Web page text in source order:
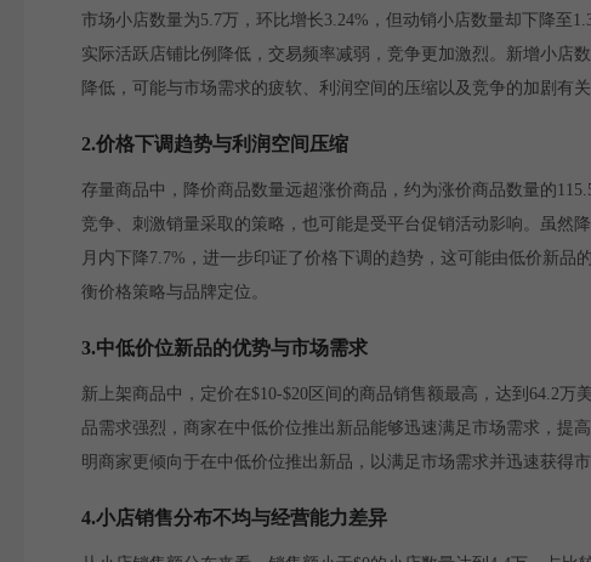
市场小店数量为5.7万，环比增长3.24%，但动销小店数量却下降至
实际活跃店铺比例降低，交易频率减弱，竞争更加激烈。新增小店
降低，可能与市场需求的疲软、利润空间的压缩以及竞争的加剧有关
2.价格下调趋势与利润空间压缩
存量商品中，降价商品数量远超涨价商品，约为涨价商品数量的
竞争、刺激销量采取的策略，也可能是受平台促销活动影响。虽然
月内下降7.7%，进一步印证了价格下调的趋势，这可能由低价新
衡价格策略与品牌定位。
3.中低价位新品的优势与市场需求
新上架商品中，定价在$10-$20区间的商品销售额最高，达到64.2
品需求强烈，商家在中低价位推出新品能够迅速满足市场需求，提
明商家更倾向于在中低价位推出新品，以满足市场需求并迅速获得市
4.小店销售分布不均与经营能力差异